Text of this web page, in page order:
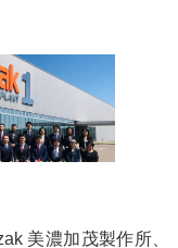
美濃加茂製作所、